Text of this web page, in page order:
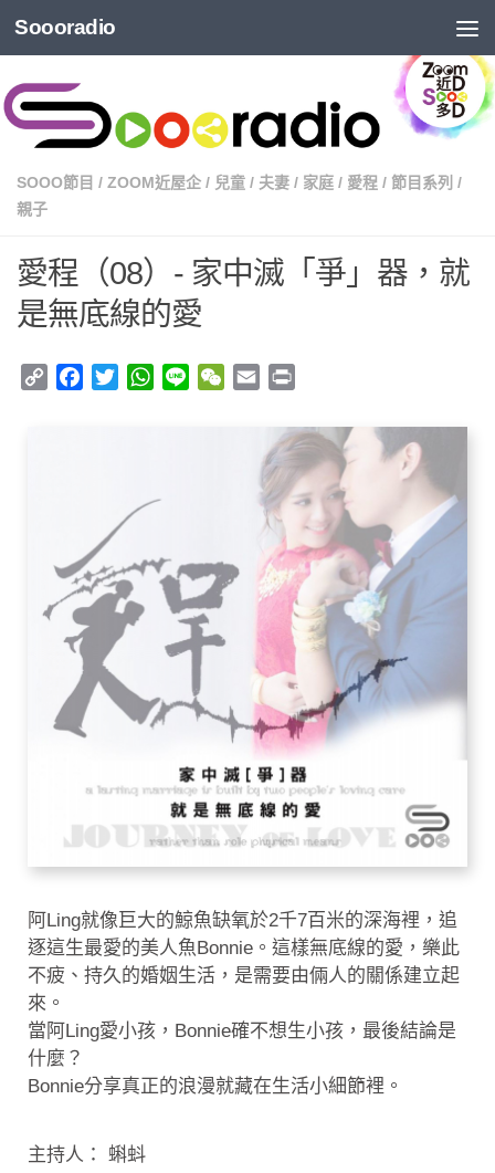
Soooradio
SOOO節目 / ZOOM近屋企 / 兒童 / 夫妻 / 家庭 / 愛程 / 節目系列 /
親子
愛程（08）- 家中滅「爭」器，就
是無底線的愛
Copy
Facebook
TwitterWhatsApp
Line WeChat
Email
阿Ling就像巨大的鯨魚缺氧於2千7百米的深海裡，追
逐這生最愛的美人魚Bonnie。這樣無底線的愛，樂此
不疲、持久的婚姻生活，是需要由倆人的關係建立起
來。
當阿Ling愛小孩，Bonnie確不想生小孩，最後結論是
什麼？
Bonnie分享真正的浪漫就藏在生活小細節裡。
主持人： 蝌蚪